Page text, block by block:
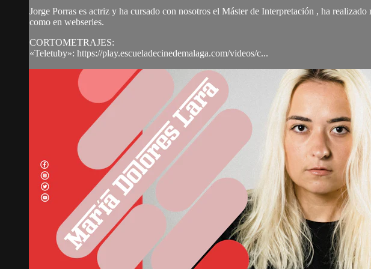
Jorge Porras es actriz y ha cursado con nosotros el Máster de Interpretación , ha
como en webseries.
CORTOMETRAJES:
«Teletuby»: https://play.escueladecinedemalaga.com/videos/c...